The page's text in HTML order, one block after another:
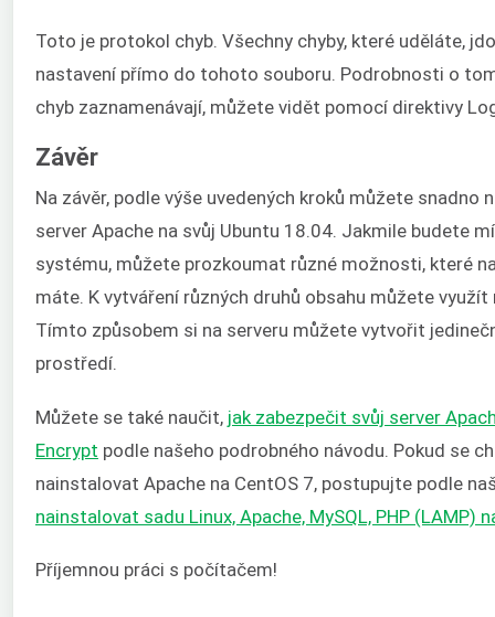
Toto je protokol chyb. Všechny chyby, které uděláte,
nastavení přímo do tohoto souboru. Podrobnosti o
chyb zaznamenávají, můžete vidět pomocí direktivy
Závěr
Na závěr, podle výše uvedených kroků můžete snadno
server Apache na svůj Ubuntu 18.04. Jakmile budete
systému, můžete prozkoumat různé možnosti, které
máte. K vytváření různých druhů obsahu můžete
Tímto způsobem si na serveru můžete vytvořit
prostředí.
Můžete se také naučit, jak zabezpečit svůj server
Encrypt podle našeho podrobného návodu. Pokud se
nainstalovat Apache na CentOS 7, postupujte podle
nainstalovat sadu Linux, Apache, MySQL, PHP (LAMP)
Příjemnou práci s počítačem!